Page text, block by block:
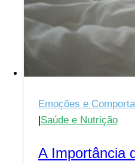
Emoções e
Saúde e Nutrição
A Importância